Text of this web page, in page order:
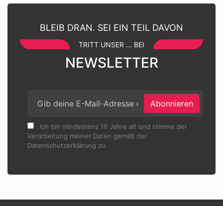
BLEIB DRAN. SEI EIN TEIL DAVON
TRITT UNSER ... BEI
NEWSLETTER
Abonnieren
Ich bin mindestens 16 Jahre alt und stimme der
Verarbeitung meiner Daten gemäß der
Datenschutzerklärung zu.